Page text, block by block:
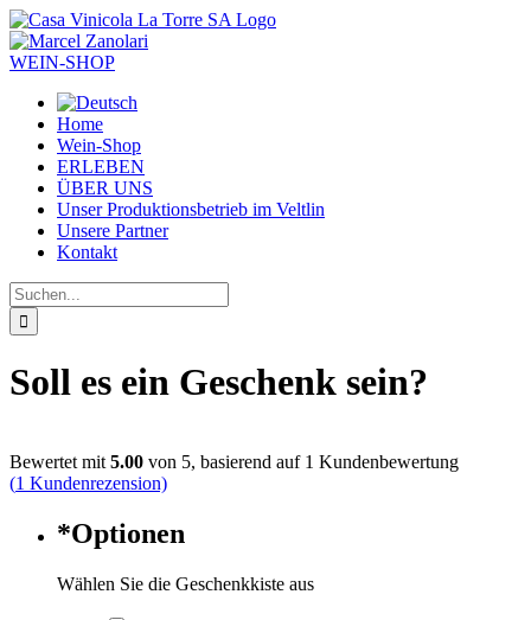
Zum
Inhalt
springen
WEIN-SHOP
Home
Wein-Shop
ERLEBEN
ÜBER UNS
Unser Produktionsbetrieb im Veltlin
Unsere Partner
Kontakt
Suche
nach:
Soll es ein Geschenk sein?
Bewertet mit 5.00 von 5, basierend auf 1 Kundenbewertung
(1 Kundenrezension)
*Optionen
Wählen Sie die Geschenkkiste aus